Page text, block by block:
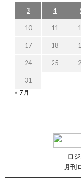
3 4
10 11
17 18
24 25
31
« 7月
ロ
月刊